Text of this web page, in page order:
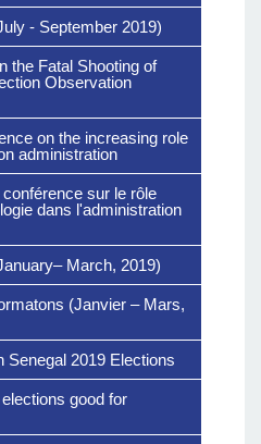
- September 2019)
the Fatal Shooting of
Observation
on the increasing role
administration
sur le rôle
dans l'administration
March, 2019)
(Janvier – Mars,
Senegal 2019 Elections
good for